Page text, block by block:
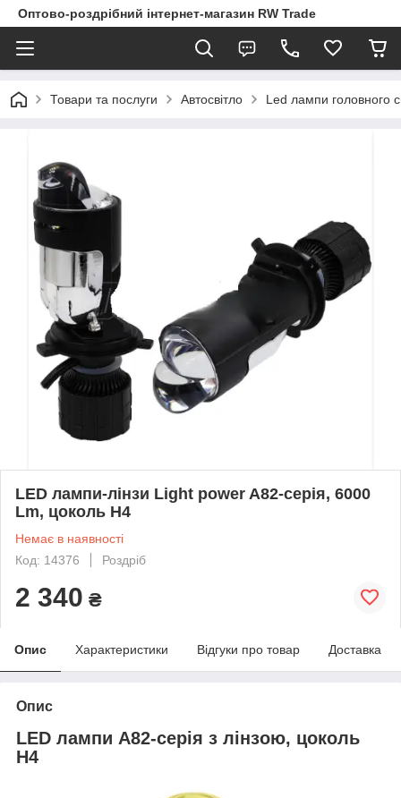
Оптово-роздрібний інтернет-магазин RW Trade
Товари та послуги Автосвітло Led лампи головного
LED лампи-лінзи Light power A82-серія, 6000
Lm, цоколь H4
Немає в наявності
Код: 14376
Роздріб
2 340 ₴
Опис Характеристики Відгуки про товар Доставка
Опис
LED лампи A82-серія з лінзою, цоколь
H4